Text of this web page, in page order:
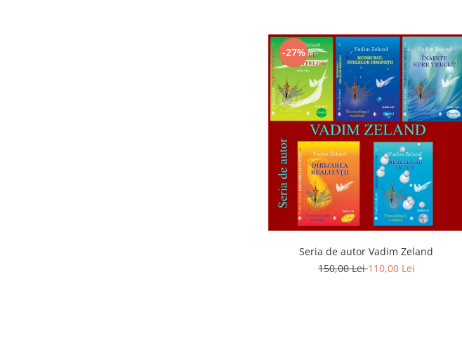
-27%
Seria de autor Vadim Zeland
150,00 Lei110,00 Lei